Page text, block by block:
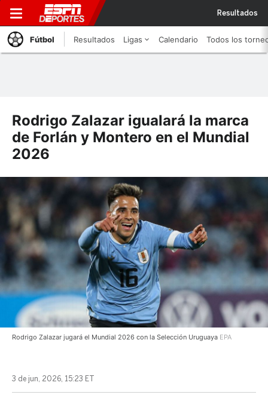
Resultados
Fútbol Resultados Ligas Calendario Todos los
Rodrigo Zalazar igualará la marca
de Forlán y Montero en el Mundial
2026
Rodrigo Zalazar jugará el Mundial 2026 con la Selección Uruguaya EPA
3 de jun, 2026, 15:23 ET